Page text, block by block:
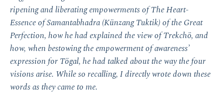
ripening and liberating empowerments ofThe Heart-
Essence of Samantabhadra(Künzang Tuktik) of the Great
Perfection, how he had explained the view ofTrekchö, and
how, when bestowing the empowerment of awareness’
expression forTögal, he had talked about the way the four
visions arise. While so recalling, I directly wrote down these
words as they came to me.